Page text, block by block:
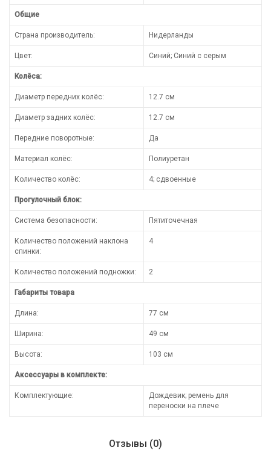
Общие
Страна производитель: Нидерланды
Цвет: Синий; Синий с серым
Колёса:
Диаметр передних колёс: 12.7 см
Диаметр задних колёс: 12.7 см
Передние поворотные: Да
Материал колёс: Полиуретан
Количество колёс: 4; сдвоенные
Прогулочный блок:
Система безопасности: Пятиточечная
Количество положений наклона
спинки:
4
Количество положений подножки: 2
Габариты товара
Длина: 77 см
Ширина: 49 см
Высота: 103 см
Аксессуары в комплекте:
Комплектующие:
Дождевик; ремень для
переноски на плече
Отзывы (0)